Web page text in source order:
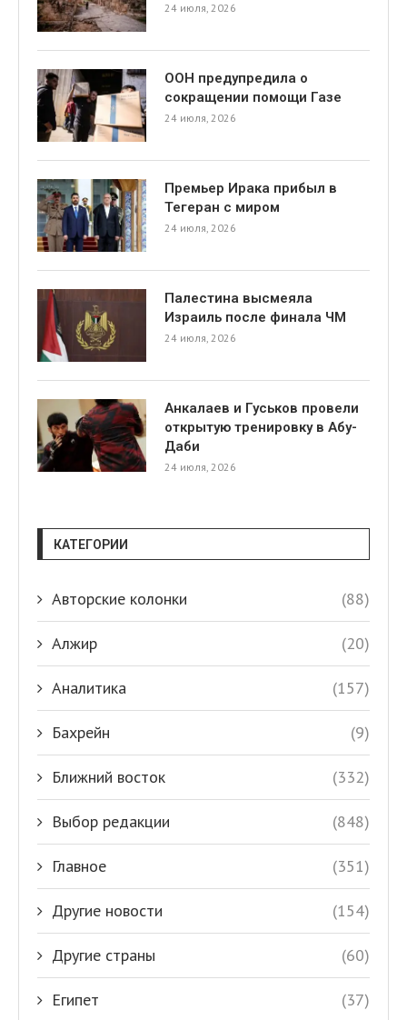
24 июля, 2026
ООН предупредила о
сокращении помощи Газе
24 июля, 2026
Премьер Ирака прибыл в
Тегеран с миром
24 июля, 2026
Палестина высмеяла
Израиль после финала ЧМ
24 июля, 2026
Анкалаев и Гуськов провели
открытую тренировку в Абу-
Даби
24 июля, 2026
КАТЕГОРИИ
Авторские колонки (88)
Алжир (20)
Аналитика (157)
Бахрейн (9)
Ближний восток (332)
Выбор редакции (848)
Главное (351)
Другие новости (154)
Другие страны (60)
Египет (37)